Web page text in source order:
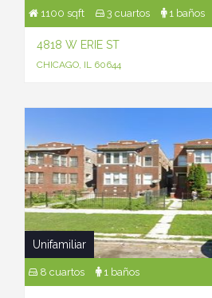
1100 sqft 3 cuartos 1 baños
4818 W ERIE ST
CHICAGO, IL 60644
Unifamiliar
8 cuartos 1 baños